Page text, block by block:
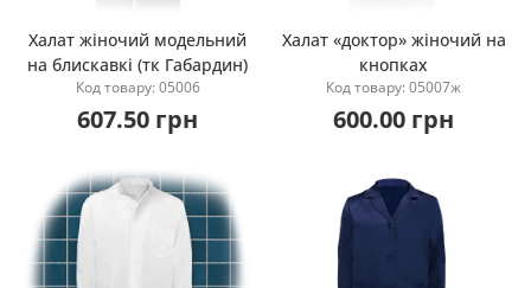
Купити
Халат жіночий модельний
на блискавкі (тк Габардин)
Код товару: 05006
607.50 грн
Купити
Халат «доктор» жіночий на
кнопках
Код товару: 05007ж
600.00 грн